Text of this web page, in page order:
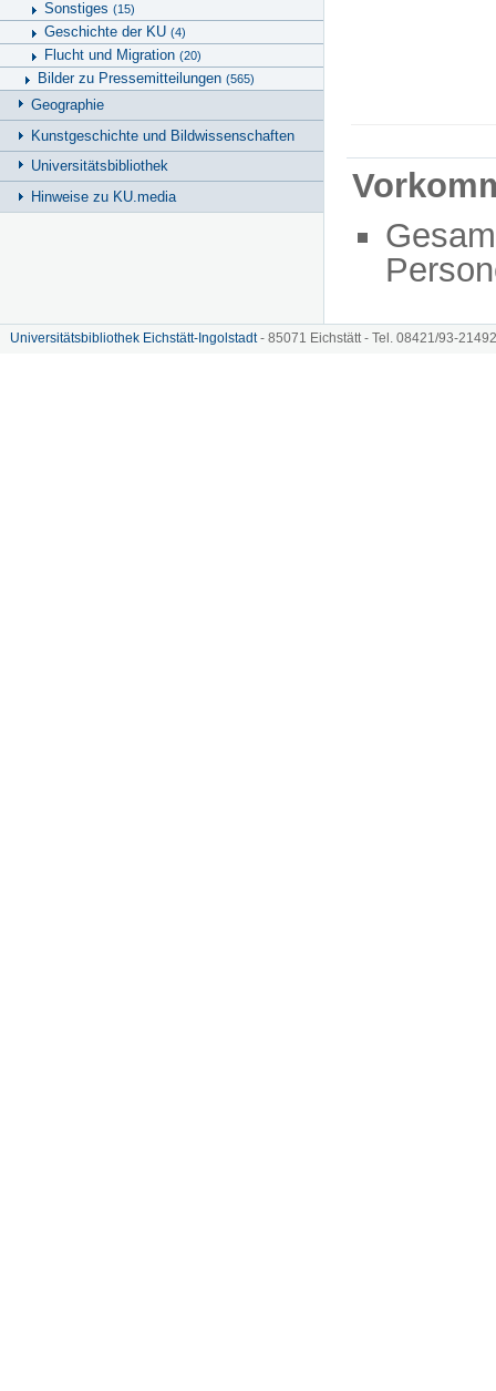
Sonstiges (15)
Geschichte der KU (4)
Flucht und Migration (20)
Bilder zu Pressemitteilungen (565)
Geographie
Kunstgeschichte und Bildwissenschaften
Universitätsbibliothek
Hinweise zu KU.media
Universitätsbibliothek Eichstätt-Ingolstadt- 85071 Eichstätt - Tel. 08421/93-